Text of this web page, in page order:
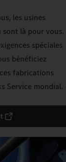
les usines
sont là pour vous.
spéciales
bénéficiez
fabrications
Service mondial.